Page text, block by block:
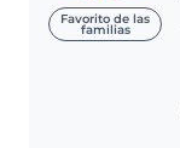
Favorito de las
familias